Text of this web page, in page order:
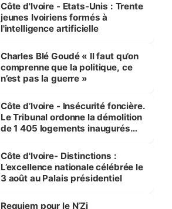
Côte d'Ivoire - Etats-Unis : Trente
jeunes Ivoiriens formés à
l'intelligence artificielle
Charles Blé Goudé « Il faut qu’on
comprenne que la politique, ce
n’est pas la guerre »
Côte d’Ivoire - Insécurité foncière.
Le Tribunal ordonne la démolition
de 1 405 logements inaugurés
Bassam
Côte d'Ivoire- Distinctions :
L’excellence nationale célébrée le
3 août au Palais présidentiel
Requiem pour le N’Zi